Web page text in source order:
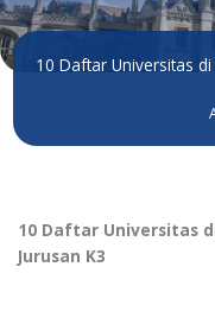
10 Daftar Universitas
10 Daftar Universitas
Jurusan K3